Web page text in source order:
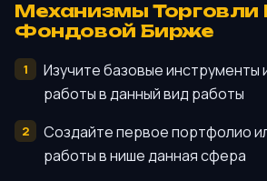
Механизмы Торговли
Фондовой Бирже
Изучите базовые инструменты
работы в данный вид работы
Создайте первое портфолио
работы в нише данная сфера